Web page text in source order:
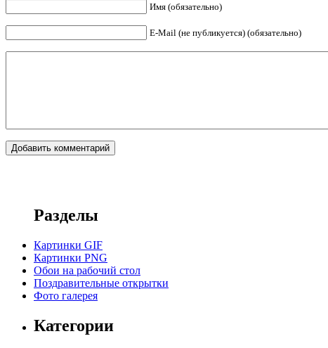
Имя (обязательно)
E-Mail (не публикуется) (обязательно)
Разделы
Картинки GIF
Картинки PNG
Обои на рабочий стол
Поздравительные открытки
Фото галерея
Категории